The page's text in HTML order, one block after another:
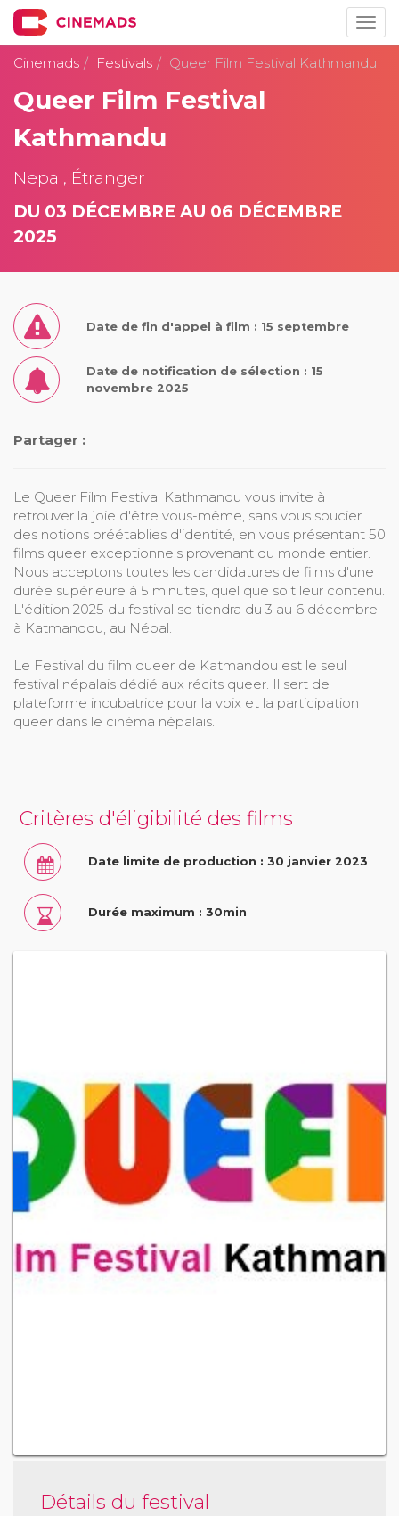
Cinemads
Festivals Queer Film Festival Kathmandu
Détails du festival
Queer Film Festival
Kathmandu
Nepal, Étranger
DU 03 DÉCEMBRE AU 06 DÉCEMBRE
2025
Date de fin d'appel à film : 15 septembre
Date de notification de sélection : 15
novembre 2025
Partager :
Le Queer Film Festival Kathmandu vous invite à
retrouver la joie d'être vous-même, sans vous soucier
des notions préétablies d'identité, en vous présentant 50
films queer exceptionnels provenant du monde entier.
Nous acceptons toutes les candidatures de films d'une
durée supérieure à 5 minutes, quel que soit leur contenu.
L'édition 2025 du festival se tiendra du 3 au 6 décembre
à Katmandou, au Népal.
Le Festival du film queer de Katmandou est le seul
festival népalais dédié aux récits queer. Il sert de
plateforme incubatrice pour la voix et la participation
queer dans le cinéma népalais.
Critères d'éligibilité des films
Date limite de production : 30 janvier 2023
Durée maximum : 30min